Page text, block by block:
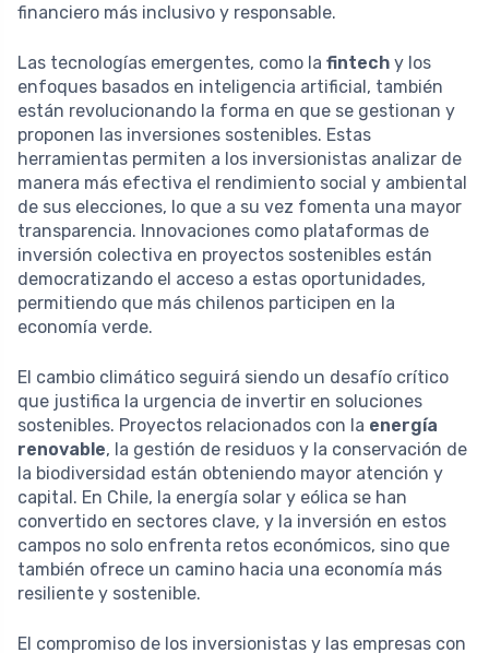
financiero más inclusivo y responsable.
Las tecnologías emergentes, como la fintech y los
enfoques basados en inteligencia artificial, también
están revolucionando la forma en que se gestionan y
proponen las inversiones sostenibles. Estas
herramientas permiten a los inversionistas analizar de
manera más efectiva el rendimiento social y ambiental
de sus elecciones, lo que a su vez fomenta una mayor
transparencia. Innovaciones como plataformas de
inversión colectiva en proyectos sostenibles están
democratizando el acceso a estas oportunidades,
permitiendo que más chilenos participen en la
economía verde.
El cambio climático seguirá siendo un desafío crítico
que justifica la urgencia de invertir en soluciones
sostenibles. Proyectos relacionados con la energía
renovable, la gestión de residuos y la conservación de
la biodiversidad están obteniendo mayor atención y
capital. En Chile, la energía solar y eólica se han
convertido en sectores clave, y la inversión en estos
campos no solo enfrenta retos económicos, sino que
también ofrece un camino hacia una economía más
resiliente y sostenible.
El compromiso de los inversionistas y las empresas con